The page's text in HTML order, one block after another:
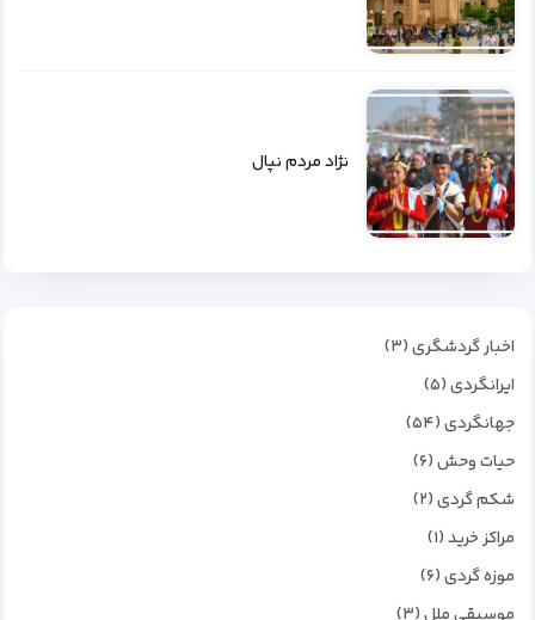
نژاد مردم نپال
اخبار گردشگری (۳)
ایرانگردی (۵)
جهانگردی (۵۴)
حیات وحش (۶)
شکم گردی (۲)
مراکز خرید (۱)
موزه گردی (۶)